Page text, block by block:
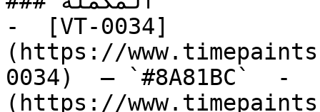
-  [VT-0034]
(https://
0034)  — `#8A81BC`  -
(https://